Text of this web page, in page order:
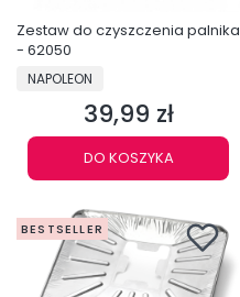
Zestaw do czyszczenia palnika
- 62050
PRODUCENT
NAPOLEON
Cena
39,99 zł
DO KOSZYKA
BESTSELLER